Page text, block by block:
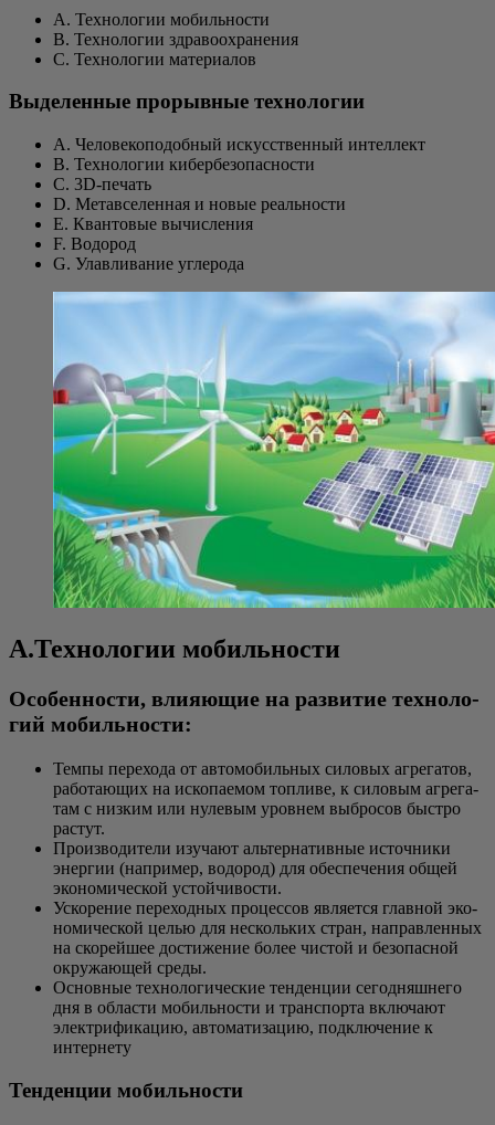
А. Тех­но­ло­гии мобильности
В. Тех­но­ло­гии здравоохранения
С. Тех­но­ло­гии материалов
Выделенные прорывные технологии
A. Чело­ве­ко­по­доб­ный искус­ствен­ный интеллект
B. Тех­но­ло­гии кибербезопасности
C. 3D-печать
D. Мета­все­лен­ная и новые реальности
E. Кван­то­вые вычисления
F. Водо­род
G. Улав­ли­ва­ние углерода
А.Технологии мобильности
Осо­бен­но­сти, вли­я­ю­щие на раз­ви­тие тех­но­ло­
гий мобильности:
Тем­пы пере­хо­да от авто­мо­биль­ных сило­вых агре­га­тов,
рабо­та­ю­щих на иско­па­е­мом топ­ли­ве, к сило­вым агре­га­
там с низ­ким или нуле­вым уров­нем выбро­сов быст­ро
растут.
Про­из­во­ди­те­ли изу­ча­ют аль­тер­на­тив­ные источ­ни­ки
энер­гии (напри­мер, водо­род) для обес­пе­че­ния общей
эко­но­ми­че­ской устойчивости.
Уско­ре­ние пере­ход­ных про­цес­сов явля­ет­ся глав­ной эко­
но­ми­че­ской целью для несколь­ких стран, направ­лен­ных
на ско­рей­шее дости­же­ние более чистой и без­опас­ной
окру­жа­ю­щей среды.
Основ­ные тех­но­ло­ги­че­ские тен­ден­ции сего­дняш­не­го
дня в обла­сти мобиль­но­сти и транс­пор­та вклю­ча­ют
элек­три­фи­ка­цию, авто­ма­ти­за­цию, под­клю­че­ние к
интернету
Тенденции мобильности